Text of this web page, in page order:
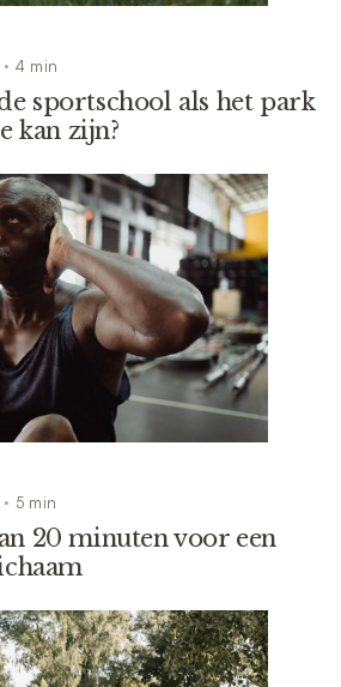
• 4 min
sportschool als het park
kan zijn?
• 5 min
20 minuten voor een